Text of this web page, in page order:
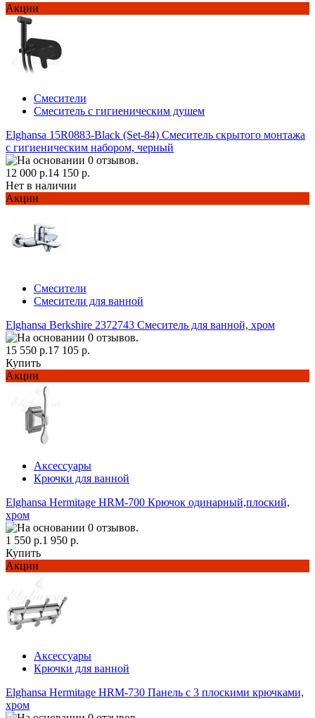
Акции
Смесители
Смеситель с гигиеническим душем
Elghansa 15R0883-Black (Set-84) Смеситель скрытого монтажа
с гигиеническим набором, черный
12 000 р.14 150 р.
Нет в наличии
Акции
Смесители
Смесители для ванной
Elghansa Berkshire 2372743 Смеситель для ванной, хром
15 550 р.17 105 р.
Купить
Акции
Аксессуары
Крючки для ванной
Elghansa Hermitage HRM-700 Крючок одинарный,плоский,
хром
1 550 р.1 950 р.
Купить
Акции
Аксессуары
Крючки для ванной
Elghansa Hermitage HRM-730 Панель с 3 плоскими крючками,
хром